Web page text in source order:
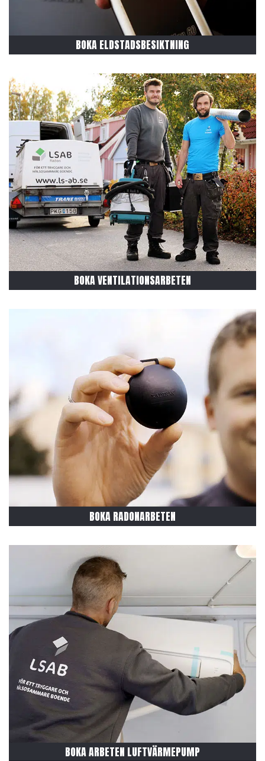
BOKA ELDSTADSBESIKTNING
BOKA VENTILATIONSARBETEN
BOKA RADONARBETEN
BOKA ARBETEN LUFTVÄRMEPUMP